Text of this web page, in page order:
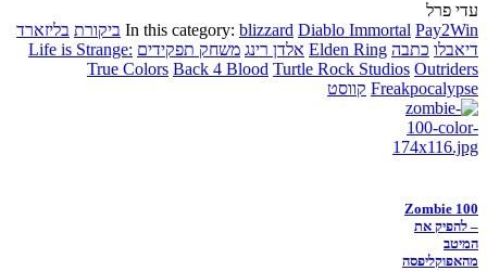
עדי פרל
In this category: blizzard Diablo Immortal Pay2Win ביקורת בליזארד
דיאבלו כתבה Elden Ring אלדן רינג משחק תפקידים Life is Strange:
True Colors Back 4 Blood Turtle Rock Studios Outriders
Freakpocalypse קווסט
Zombie 100
– להפיק את
המיטב
מהאפוקליפסה